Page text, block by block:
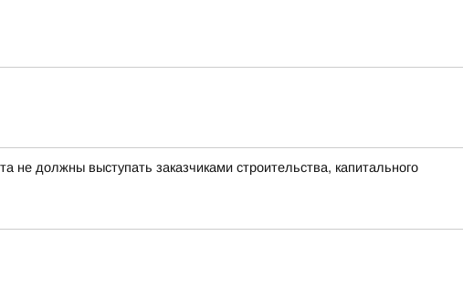
должны выступать заказчиками строительства, капитального